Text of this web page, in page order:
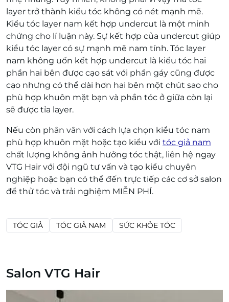
layer trở thành kiểu tóc không có nét mạnh mẽ.
Kiểu tóc layer nam kết hợp undercut là một minh
chứng cho lí luận này. Sự kết hợp của undercut giúp
kiểu tóc layer có sự mạnh mẽ nam tính. Tóc layer
nam không uốn kết hợp undercut là kiểu tóc hai
phần hai bên được cạo sát với phần gáy cũng được
cạo nhưng có thể dài hơn hai bên một chút sao cho
phù hợp khuôn mặt bạn và phần tóc ở giữa còn lại
sẽ được tỉa layer.
Nếu còn phân vân với cách lựa chọn kiểu tóc nam
phù hợp khuôn mặt hoặc tạo kiểu với tóc giả nam
chất lượng không ảnh hưởng tóc thật, liên hệ ngay
VTG Hair với đội ngũ tư vấn và tạo kiểu chuyên
nghiệp hoặc bạn có thể đến trực tiếp các cơ sở salon
để thử tóc và trải nghiệm MIỄN PHÍ.
TÓC GIẢ TÓC GIẢ NAM SỨC KHỎE TÓC
Salon VTG Hair